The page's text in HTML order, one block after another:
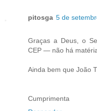
pitosga 5 de
Graças a Deus, o
CEP — não há
Ainda bem que João
Cumprimenta